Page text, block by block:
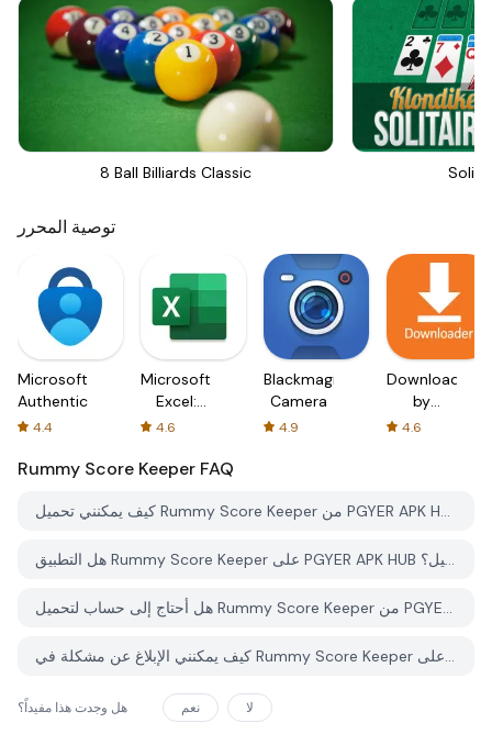
8 Ball Billiards Classic
توصية المحرر
Microsoft
Authenticator
4.4
Microsoft
Excel:
Spreadsheets
4.6
Blackmagic
Camera
4.9
Downloader
by
AFTVnews
4.6
Rummy Score Keeper FAQ
كيف يمكنني تحميل Rummy Score Keeper من PGYER APK HUB؟
هل التطبيق Rummy Score Keeper على PGYER APK HUB مجاني للتحميل؟
هل أحتاج إلى حساب لتحميل Rummy Score Keeper من PGYER APK HUB؟
كيف يمكنني الإبلاغ عن مشكلة في Rummy Score Keeper على PGYER APK HUB؟
هل وجدت هذا مفيداً؟ نعم لا